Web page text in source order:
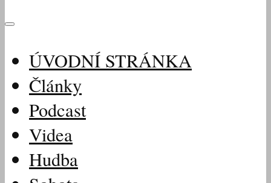
ÚVODNÍ STRÁNKA
Články
Podcast
Videa
Hudba